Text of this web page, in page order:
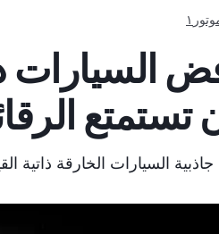
السيارات
تستمتع
السيارات الخارقة ذاتية